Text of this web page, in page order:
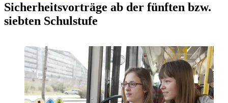
Sicherheitsvorträge ab der fünften bzw.
siebten Schulstufe